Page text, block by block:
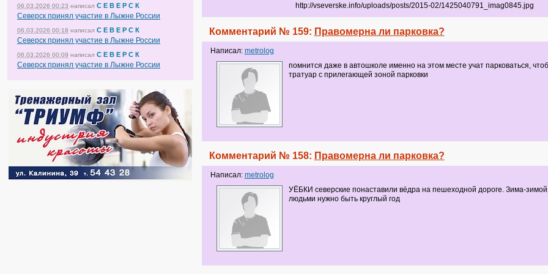
06.03.2026 00:23 написал С Е В Е Р С К
Северск принял участие в Лыжне России
06.03.2026 00:18 написал С Е В Е Р С К
Северск принял участие в Лыжне России
06.03.2026 00:09 написал С Е В Е Р С К
Северск принял участие в Лыжне России
http://vseverske.info/uploads/posts/2015-02/1425040791_imag0845.jpg
Комментарий № 159: Правомерна ли парковка?
Написал: metrolog
помнится даже в автошколе именно на этом месте учат парковаться,
тратуар с прилегающей зоной парковки
Комментарий № 158: Правомерна ли парковка?
Написал: metrolog
УЁБКИ северские понаставили вёдра на пешеходной дороге. Зима-
людьми нужно быть круглый год